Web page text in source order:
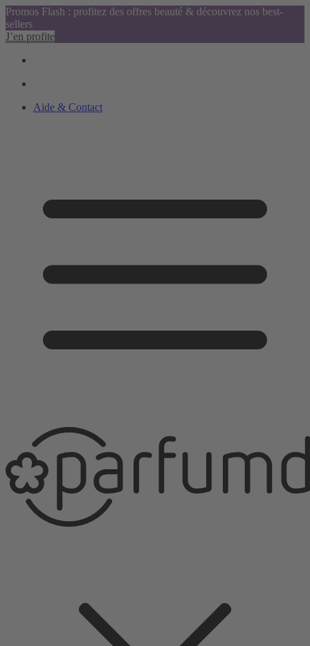
Promos Flash : profitez des offres beauté & découvrez nos best-
sellers
J’en profite
Aide & Contact